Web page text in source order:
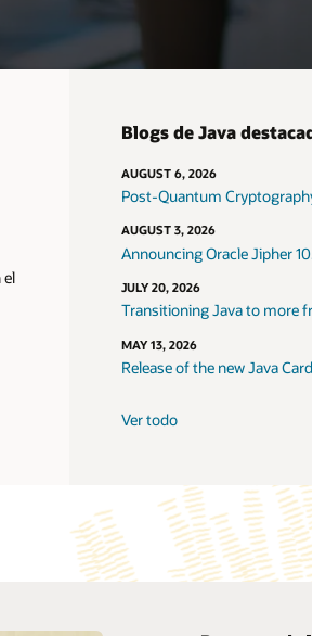
el
Blogs de Java
AUGUST 6, 2026
Post-Quantum
AUGUST 3, 2026
Announcing Oracle Jipher
JULY 20, 2026
Transitioning Java to more
MAY 13, 2026
Release of the new Java
Ver todo